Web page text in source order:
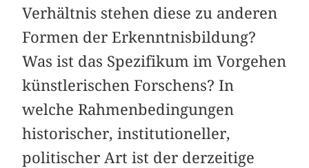
Verhältnis stehen diese zu anderen
Formen der Erkenntnisbildung?
Was ist das Spezifikum im Vorgehen
künstlerischen Forschens? In
welche Rahmenbedingungen
historischer, institutioneller,
politischer Art ist der derzeitige